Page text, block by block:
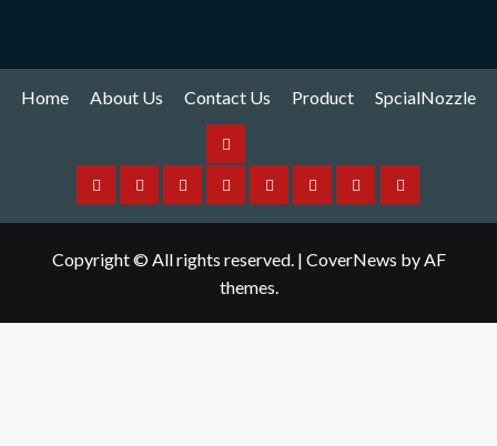
Home About Us Contact Us Product SpcialNozzle
HomeAboutContact
Product
SpareYamaha
I
HitachiSpcialNozzle
Copyright © All rights reserved. | CoverNews by AF
themes.